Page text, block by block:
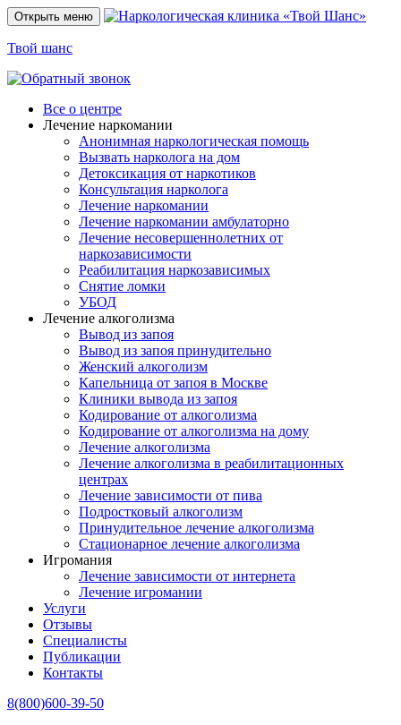
Открыть меню
Твой шанс
Все о центре
Лечение наркомании
Анонимная наркологическая помощь
Вызвать нарколога на дом
Детоксикация от наркотиков
Консультация нарколога
Лечение наркомании
Лечение наркомании амбулаторно
Лечение несовершеннолетних от
наркозависимости
Реабилитация наркозависимых
Снятие ломки
УБОД
Лечение алкоголизма
Вывод из запоя
Вывод из запоя принудительно
Женский алкоголизм
Капельница от запоя в Москве
Клиники вывода из запоя
Кодирование от алкоголизма
Кодирование от алкоголизма на дому
Лечение алкоголизма
Лечение алкоголизма в реабилитационных
центрах
Лечение зависимости от пива
Подростковый алкоголизм
Принудительное лечение алкоголизма
Стационарное лечение алкоголизма
Игромания
Лечение зависимости от интернета
Лечение игромании
Услуги
Отзывы
Специалисты
Публикации
Контакты
8(800)600-39-50